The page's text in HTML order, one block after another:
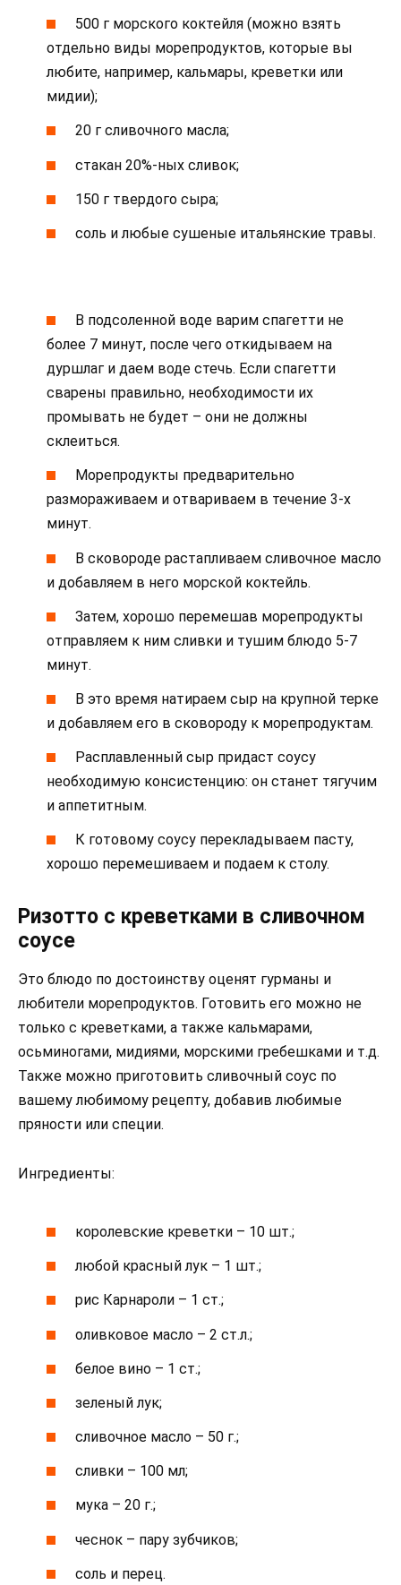
500 г морского коктейля (можно взять
отдельно виды морепродуктов, которые вы
любите, например, кальмары, креветки или
мидии);
20 г сливочного масла;
стакан 20%-ных сливок;
150 г твердого сыра;
соль и любые сушеные итальянские травы.
В подсоленной воде варим спагетти не
более 7 минут, после чего откидываем на
дуршлаг и даем воде стечь. Если спагетти
сварены правильно, необходимости их
промывать не будет – они не должны
склеиться.
Морепродукты предварительно
размораживаем и отвариваем в течение 3-х
минут.
В сковороде растапливаем сливочное масло
и добавляем в него морской коктейль.
Затем, хорошо перемешав морепродукты
отправляем к ним сливки и тушим блюдо 5-7
минут.
В это время натираем сыр на крупной терке
и добавляем его в сковороду к морепродуктам.
Расплавленный сыр придаст соусу
необходимую консистенцию: он станет тягучим
и аппетитным.
К готовому соусу перекладываем пасту,
хорошо перемешиваем и подаем к столу.
Ризотто с креветками в сливочном
соусе
Это блюдо по достоинству оценят гурманы и
любители морепродуктов. Готовить его можно не
только с креветками, а также кальмарами,
осьминогами, мидиями, морскими гребешками и т.д.
Также можно приготовить сливочный соус по
вашему любимому рецепту, добавив любимые
пряности или специи.
Ингредиенты:
королевские креветки – 10 шт.;
любой красный лук – 1 шт.;
рис Карнароли – 1 ст.;
оливковое масло – 2 ст.л.;
белое вино – 1 ст.;
зеленый лук;
сливочное масло – 50 г.;
сливки – 100 мл;
мука – 20 г.;
чеснок – пару зубчиков;
соль и перец.